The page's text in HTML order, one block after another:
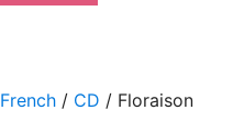
French / CD / Floraison